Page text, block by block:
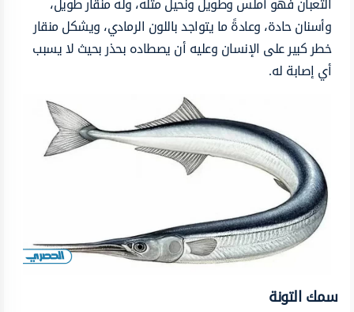
وأسنان حادة، وعادةً ما يتواجد باللون الرمادي، ويشكل منقار
خطر كبير على الإنسان وعليه أن يصطاده بحذر بحيث لا يسبب
أي إصابة له.
سمك التونة